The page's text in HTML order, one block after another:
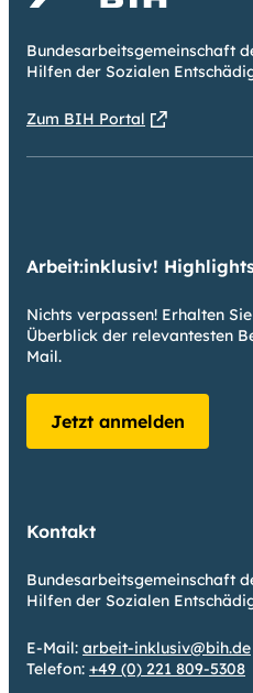
Bundesarbeitsgemeinschaft
Hilfen der Sozialen
Zum BIH Portal
Arbeit:inklusiv!
Nichts verpassen! Erhalten
Überblick der relevantesten
Mail.
Jetzt anmelden
Kontakt
Bundesarbeitsgemeinschaft
Hilfen der Sozialen
E-Mail: arbeit-inklusiv@bih.de
Telefon: +49 (0) 221 809-5308